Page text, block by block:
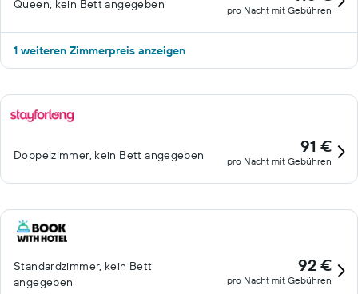
Queen, kein Bett angegeben pro Nacht mit Gebühren
1 weiteren Zimmerpreis anzeigen
Doppelzimmer, kein Bett angegeben 91 €
pro Nacht mit Gebühren
Standardzimmer, kein Bett
angegeben
92 €
pro Nacht mit Gebühren